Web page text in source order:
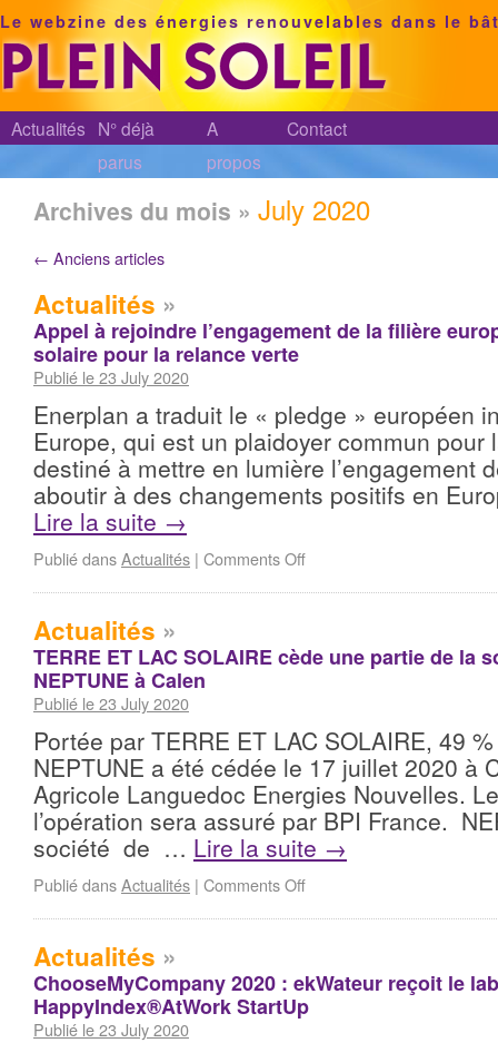
Le webzine des énergies renouvelables dans le
Actualités N° déjà
parus
A
propos
Contact
Archives du mois » July 2020
← Anciens articles
Actualités »
Appel à rejoindre l’engagement de la filière
solaire pour la relance verte
Publié le 23 July 2020
Enerplan a traduit le « pledge » européen
Europe, qui est un plaidoyer commun pour
destiné à mettre en lumière l’engagement
aboutir à des changements positifs en
Lire la suite →
Publié dansActualités | Comments Off
Actualités »
TERRE ET LAC SOLAIRE cède une partie de la
NEPTUNE à Calen
Publié le 23 July 2020
Portée par TERRE ET LAC SOLAIRE, 49
NEPTUNE a été cédée le 17 juillet 2020 à
Agricole Languedoc Energies Nouvelles.
l’opération sera assuré par BPI France.
société de … Lire la suite →
Publié dansActualités | Comments Off
Actualités »
ChooseMyCompany 2020 : ekWateur reçoit le
HappyIndex®AtWork StartUp
Publié le 23 July 2020